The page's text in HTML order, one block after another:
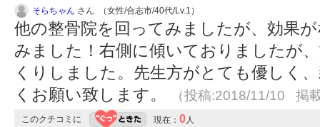
そらちゃん さん （女性/合志市/40代/Lv.1）
他の整骨院を回ってみましたが、効果
みました！右側に傾いておりましたが
くりしました。先生方がとても優しく
くお願い致します。
（投稿:2018/11/10 掲
このクチコミに 現在： 0人